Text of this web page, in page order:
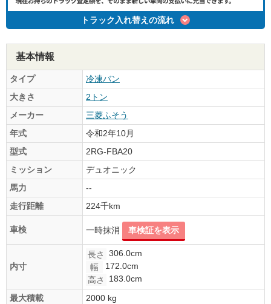
トラック入れ替えの流れ
基本情報
タイプ
冷凍バン
大きさ
2トン
メーカー
三菱ふそう
年式
令和2年10月
型式
2RG-FBA20
ミッション
デュオニック
馬力
--
走行距離
224千km
車検 一時抹消 車検証を表示
内寸
長さ
306.0cm
幅
172.0cm
高さ
183.0cm
最大積載
2000 kg